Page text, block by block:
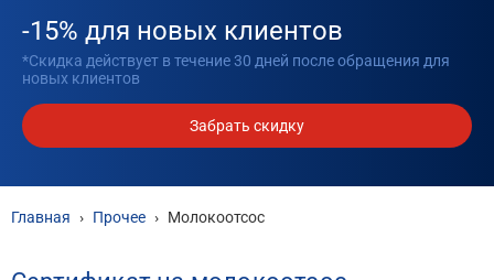
-15% для новых клиентов
*Скидка действует в течение 30 дней после обращения для
новых клиентов
Забрать скидку
Главная › Прочее › Молокоотсос